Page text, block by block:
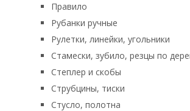
Правило
Рубанки ручные
Рулетки, линейки, угольники
Стамески, зубило, резцы по
Степлер и скобы
Струбцины, тиски
Стусло, полотна